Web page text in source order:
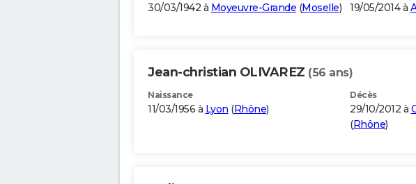
30/03/1942 à Moyeuvre-Grande (Moselle) 19/05/2014 à
Jean-christian OLIVAREZ (56 ans)
Naissance
11/03/1956 à Lyon (Rhône)
Décès
29/10/2012 à
(Rhône)